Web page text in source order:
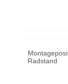
Radstand